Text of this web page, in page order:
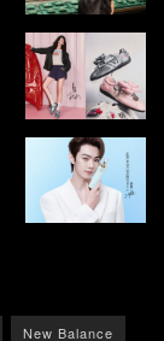
New Balance